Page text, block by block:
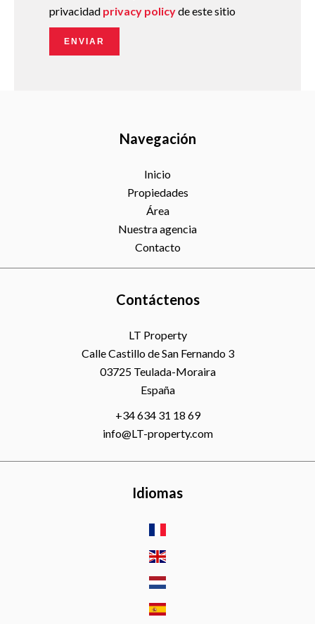
privacidad privacy policyde este sitio
ENVIAR
Navegación
Inicio
Propiedades
Área
Nuestra agencia
Contacto
Contáctenos
LT Property
Calle Castillo de San Fernando 3
03725Teulada-Moraira
España
+34 634 31 18 69
info@LT-property.com
Idiomas